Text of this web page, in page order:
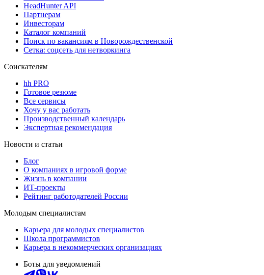
HeadHunter API
Партнерам
Инвесторам
Каталог компаний
Поиск по вакансиям в Новорождественской
Сетка: соцсеть для нетворкинга
Соискателям
hh PRO
Готовое резюме
Все сервисы
Хочу у вас работать
Производственный календарь
Экспертная рекомендация
Новости и статьи
Блог
О компаниях в игровой форме
Жизнь в компании
ИТ-проекты
Рейтинг работодателей России
Молодым специалистам
Карьера для молодых специалистов
Школа программистов
Карьера в некоммерческих организациях
Боты для уведомлений